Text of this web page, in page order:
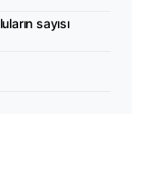
sayısı